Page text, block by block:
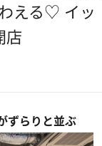
える♡ イッ
店
ずらりと並ぶ